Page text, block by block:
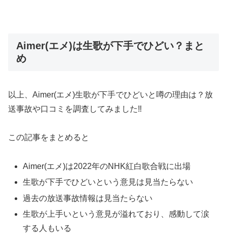
Aimer(エメ)は生歌が下手でひどい？まと
め
以上、Aimer(エメ)生歌が下手でひどいと噂の理由は？放
送事故や口コミを調査してみました‼︎
この記事をまとめると
Aimer(エメ)は2022年のNHK紅白歌合戦に出場
生歌が下手でひどいという意見は見当たらない
過去の放送事故情報は見当たらない
生歌が上手いという意見が溢れており、感動して涙
する人もいる